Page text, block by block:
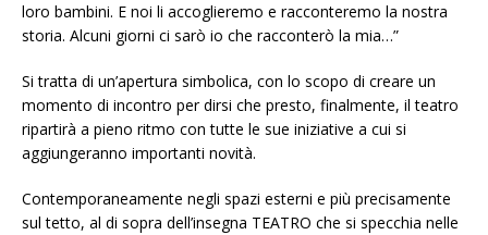
loro bambini. E noi li accoglieremo e racconteremo la nostra
storia. Alcuni giorni ci sarò io che racconterò la mia…”
Si tratta di un’apertura simbolica, con lo scopo di creare un
momento di incontro per dirsi che presto, finalmente, il teatro
ripartirà a pieno ritmo con tutte le sue iniziative a cui si
aggiungeranno importanti novità.
Contemporaneamente negli spazi esterni e più precisamente
sul tetto, al di sopra dell’insegna TEATRO che si specchia nelle